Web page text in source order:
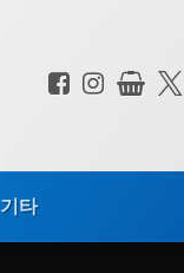
전화 :
페이스북
인스타
상점
기타